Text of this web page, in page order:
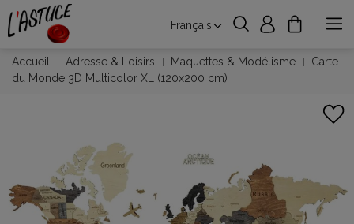
Français
Accueil Adresse & Loisirs Maquettes & Modélisme
Carte
du Monde 3D Multicolor XL (120x200 cm)